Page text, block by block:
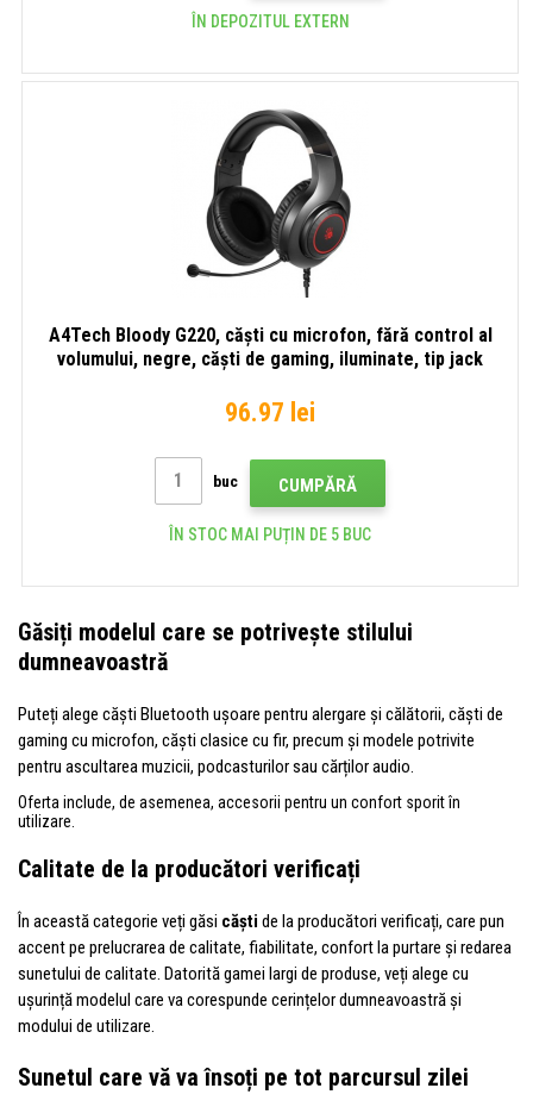
ÎN DEPOZITUL EXTERN
A4Tech Bloody G220, căști cu microfon, fără control al
volumului, negre, căști de gaming, iluminate, tip jack
96.97 lei
buc CUMPĂRĂ
ÎN STOC MAI PUȚIN DE 5 BUC
Găsiți modelul care se potrivește stilului
dumneavoastră
Puteți alege căști Bluetooth ușoare pentru alergare și călătorii, căști de
gaming cu microfon, căști clasice cu fir, precum și modele potrivite
pentru ascultarea muzicii, podcasturilor sau cărților audio.
Oferta include, de asemenea, accesorii pentru un confort sporit în
utilizare.
Calitate de la producători verificați
În această categorie veți găsi căști de la producători verificați, care pun
accent pe prelucrarea de calitate, fiabilitate, confort la purtare și redarea
sunetului de calitate. Datorită gamei largi de produse, veți alege cu
ușurință modelul care va corespunde cerințelor dumneavoastră și
modului de utilizare.
Sunetul care vă va însoți pe tot parcursul zilei